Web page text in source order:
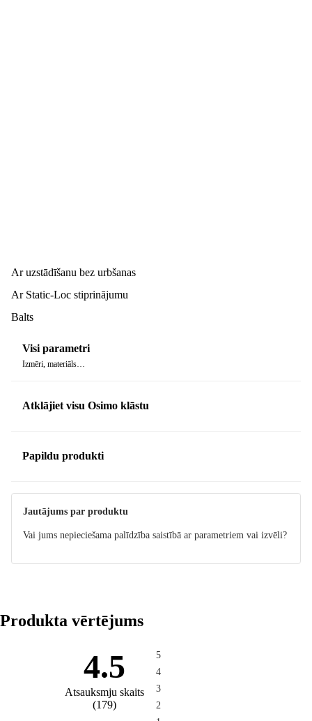
Ar uzstādīšanu bez urbšanas
Ar Static-Loc stiprinājumu
Balts
Visi parametri
Izmēri, materiāls…
Atklājiet visu Osimo klāstu
Papildu produkti
Jautājums par produktu
Vai jums nepieciešama palīdzība saistībā ar parametriem vai izvēli?
Produkta vērtējums
4.5
Atsauksmju skaits
(179)
5
4
3
2